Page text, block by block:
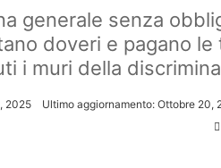
generale senza
doveri e pagano le
i muri della
2025
Ultimo aggiornamento: Ottobre 20,